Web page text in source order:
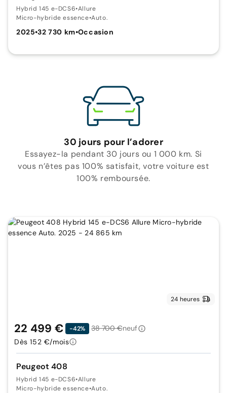
Hybrid 145 e-DCS6•Allure
Micro-hybride essence•Auto.
2025•32 730 km•Occasion
30 jours pour l’adorer
Essayez-la pendant 30 jours ou 1 000 km. Si
vous n’êtes pas 100% satisfait, votre voiture est
100% remboursée.
24 heures
Peugeot 408
Hybrid 145 e-DCS6•Allure
Micro-hybride essence•Auto.
22 499 € -42% 38 700 €neuf
Dès 152 €/mois